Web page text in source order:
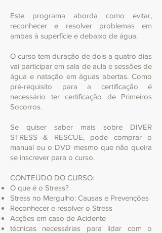
Este programa aborda como evitar,
reconhecer e resolver problemas em
ambas à superfície e debaixo de água.
O curso tem duração de dois a quatro dias
vai participar em sala de aula e sessões de
água e natação em águas abertas. Como
pré-requisito para a certificação é
necessário ter certificação de Primeiros
Socorros.
Se quiser saber mais sobre DIVER
STRESS & RESCUE, pode comprar o
manual ou o DVD mesmo que não queira
se inscrever para o curso.
CONTEÚDO DO CURSO:
O que é o Stress?
Stress no Mergulho: Causas e Prevenções
Reconhecer e resolver o Stress
Acções em caso de Acidente
técnicas necessárias para lidar com o